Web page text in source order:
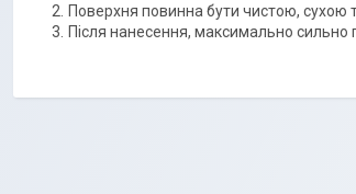
Поверхня повинна бути чистою, сухою
Після нанесення, максимально сильно